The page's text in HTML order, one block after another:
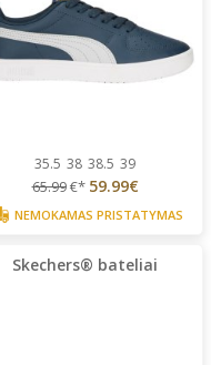
35.5 38 38.5 39
65.99€* 59.99€
NEMOKAMAS PRISTATYMAS
Skechers® bateliai